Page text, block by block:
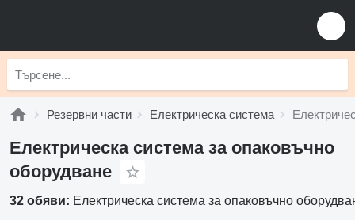
Резервни части Електрическа система
Електрическа система за опаковъчно
оборудване
32 обяви: Електрическа система за опаковъчно